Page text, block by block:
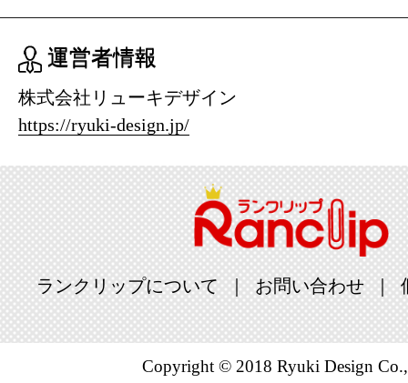
運営者情報
株式会社リューキデザイン
https://ryuki-design.jp/
ランクリップについて お問い合わせ
Copyright © 2018 Ryuki Design